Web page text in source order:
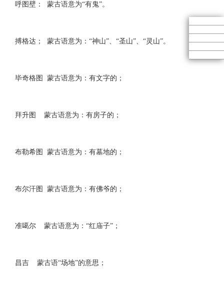
呼图壁： 蒙古语意为“有鬼”。
搏格达； 蒙古语意为：“神山”、“圣山”、“灵山”。
毕奇格图 蒙古语意为：有文字的；
拜升图 蒙古语意为：有房子的；
布勒希图 蒙古语意为：有墓地的；
布尔汗图 蒙古语意为：有佛爷的；
准噶尔 蒙古语意为：“红庙子”；
昌吉 蒙古语“场地”的意思；